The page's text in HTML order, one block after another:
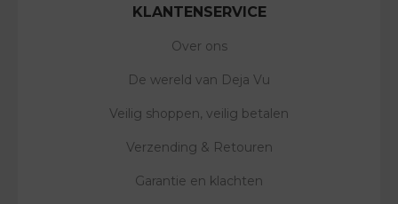
KLANTENSERVICE
Over ons
De wereld van Deja Vu
Veilig shoppen, veilig betalen
Verzending & Retouren
Garantie en klachten